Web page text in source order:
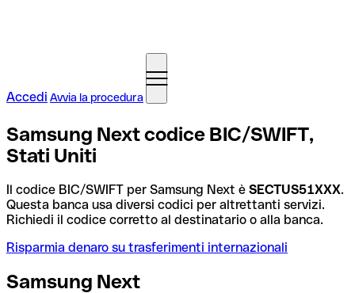
Accedi Avvia la procedura
Samsung Next codice BIC/SWIFT,
Stati Uniti
Il codice BIC/SWIFT per Samsung Next è SECTUS51XXX.
Questa banca usa diversi codici per altrettanti servizi.
Richiedi il codice corretto al destinatario o alla banca.
Risparmia denaro su trasferimenti internazionali
Samsung Next